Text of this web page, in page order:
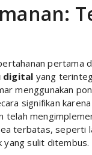
pertama
digital yang
menggunakan
signifikan
telah
terbatas, seperti
yang sulit ditembus.